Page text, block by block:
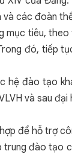
các đoàn
tiêu,
đó, tiếp
đào tạo
và sau
để hỗ trợ
đào